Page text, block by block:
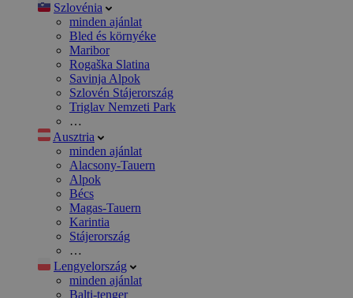
Szlovénia
minden ajánlat
Bled és környéke
Maribor
Rogaška Slatina
Savinja Alpok
Szlovén Stájerország
Triglav Nemzeti Park
…
Ausztria
minden ajánlat
Alacsony-Tauern
Alpok
Bécs
Magas-Tauern
Karintia
Stájerország
…
Lengyelország
minden ajánlat
Balti-tenger